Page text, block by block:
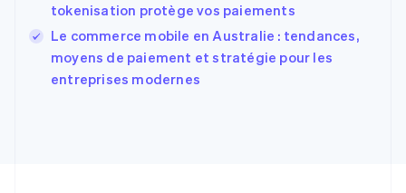
tokenisation protège vos paiements
Le commerce mobile en Australie : tendances,
moyens de paiement et stratégie pour les
entreprises modernes
FrançaisEnglish
Gibraltar
English
Grèce
English